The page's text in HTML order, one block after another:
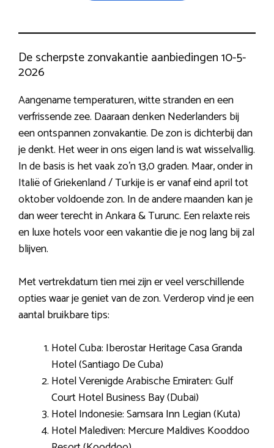
De scherpste zonvakantie aanbiedingen 10-5-
2026
Aangename temperaturen, witte stranden en een
verfrissende zee. Daaraan denken Nederlanders bij
een ontspannen zonvakantie. De zon is dichterbij dan
je denkt. Het weer in ons eigen land is wat wisselvallig.
In de basis is het vaak zo’n 13,0 graden. Maar, onder in
Italië of Griekenland / Turkije is er vanaf eind april tot
oktober voldoende zon. In de andere maanden kan je
dan weer terecht in Ankara & Turunc. Een relaxte reis
en luxe hotels voor een vakantie die je nog lang bij zal
blijven.
Met vertrekdatum tien mei zijn er veel verschillende
opties waar je geniet van de zon. Verderop vind je een
aantal bruikbare tips:
Hotel Cuba: Iberostar Heritage Casa Granda
Hotel (Santiago De Cuba)
Hotel Verenigde Arabische Emiraten: Gulf
Court Hotel Business Bay (Dubai)
Hotel Indonesie: Samsara Inn Legian (Kuta)
Hotel Malediven: Mercure Maldives Kooddoo